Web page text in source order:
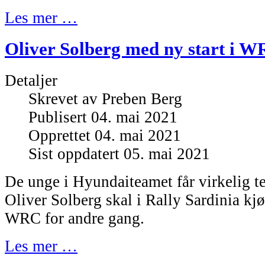
Les mer …
Oliver Solberg med ny start i
Detaljer
Skrevet av Preben Berg
Publisert 04. mai 2021
Opprettet 04. mai 2021
Sist oppdatert 05. mai 2021
De unge i Hyundaiteamet får virkelig
Oliver Solberg skal i Rally Sardinia
WRC for andre gang.
Les mer …